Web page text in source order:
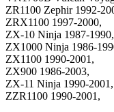
ZR1100 Zephir 1992-
ZRX1100 1997-2000,
ZX-10 Ninja 1987-1990,
ZX1000 Ninja 1986-
ZX1100 1990-2001,
ZX900 1986-2003,
ZX-11 Ninja 1990-2001,
ZZR1100 1990-2001,